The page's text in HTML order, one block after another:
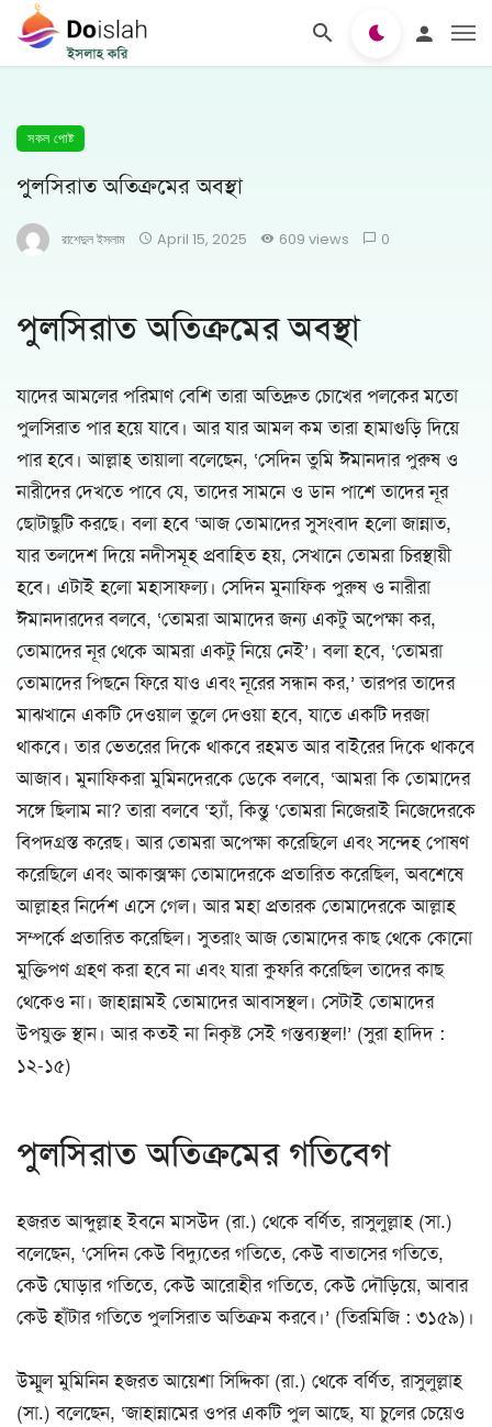
সকল পোষ্ট
পুলসিরাত অতিক্রমের অবস্থা
রাশেদুল ইসলাম April 15, 2025 609 views 0
পুলসিরাত অতিক্রমের অবস্থা
যাদের আমলের পরিমাণ বেশি তারা অতিদ্রুত চোখের পলকের মতো
পুলসিরাত পার হয়ে যাবে। আর যার আমল কম তারা হামাগুড়ি দিয়ে
পার হবে। আল্লাহ তায়ালা বলেছেন, ‘সেদিন তুমি ঈমানদার পুরুষ ও
নারীদের দেখতে পাবে যে, তাদের সামনে ও ডান পাশে তাদের নূর
ছোটাছুটি করছে। বলা হবে ‘আজ তোমাদের সুসংবাদ হলো জান্নাত,
যার তলদেশ দিয়ে নদীসমূহ প্রবাহিত হয়, সেখানে তোমরা চিরস্থায়ী
হবে। এটাই হলো মহাসাফল্য। সেদিন মুনাফিক পুরুষ ও নারীরা
ঈমানদারদের বলবে, ‘তোমরা আমাদের জন্য একটু অপেক্ষা কর,
তোমাদের নূর থেকে আমরা একটু নিয়ে নেই’। বলা হবে, ‘তোমরা
তোমাদের পিছনে ফিরে যাও এবং নূরের সন্ধান কর,’ তারপর তাদের
মাঝখানে একটি দেওয়াল তুলে দেওয়া হবে, যাতে একটি দরজা
থাকবে। তার ভেতরের দিকে থাকবে রহমত আর বাইরের দিকে থাকবে
আজাব। মুনাফিকরা মুমিনদেরকে ডেকে বলবে, ‘আমরা কি তোমাদের
সঙ্গে ছিলাম না? তারা বলবে ‘হ্যাঁ, কিন্তু ‘তোমরা নিজেরাই নিজেদেরকে
বিপদগ্রস্ত করেছ। আর তোমরা অপেক্ষা করেছিলে এবং সন্দেহ পোষণ
করেছিলে এবং আকাক্সক্ষা তোমাদেরকে প্রতারিত করেছিল, অবশেষে
আল্লাহর নির্দেশ এসে গেল। আর মহা প্রতারক তোমাদেরকে আল্লাহ
সম্পর্কে প্রতারিত করেছিল। সুতরাং আজ তোমাদের কাছ থেকে কোনো
মুক্তিপণ গ্রহণ করা হবে না এবং যারা কুফরি করেছিল তাদের কাছ
থেকেও না। জাহান্নামই তোমাদের আবাসস্থল। সেটাই তোমাদের
উপযুক্ত স্থান। আর কতই না নিকৃষ্ট সেই গন্তব্যস্থল!’ (সুরা হাদিদ :
১২-১৫)
পুলসিরাত অতিক্রমের গতিবেগ
হজরত আব্দুল্লাহ ইবনে মাসউদ (রা.) থেকে বর্ণিত, রাসুলুল্লাহ (সা.)
বলেছেন, ‘সেদিন কেউ বিদ্যুতের গতিতে, কেউ বাতাসের গতিতে,
কেউ ঘোড়ার গতিতে, কেউ আরোহীর গতিতে, কেউ দৌড়িয়ে, আবার
কেউ হাঁটার গতিতে পুলসিরাত অতিক্রম করবে।’ (তিরমিজি : ৩১৫৯)।
উম্মুল মুমিনিন হজরত আয়েশা সিদ্দিকা (রা.) থেকে বর্ণিত, রাসুলুল্লাহ
(সা.) বলেছেন, ‘জাহান্নামের ওপর একটি পুল আছে, যা চুলের চেয়েও